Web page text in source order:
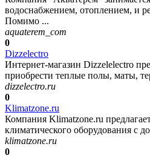
водоснабжением, отоплением, и
Помимо ...
aquaterem_com
0
Dizzelectro
Интернет-магазин Dizzelelectro
приобрести теплые полы, маты,
dizzelectro.ru
0
Klimatzone.ru
Компания Klimatzone.ru
климатического оборудования с
klimatzone.ru
0